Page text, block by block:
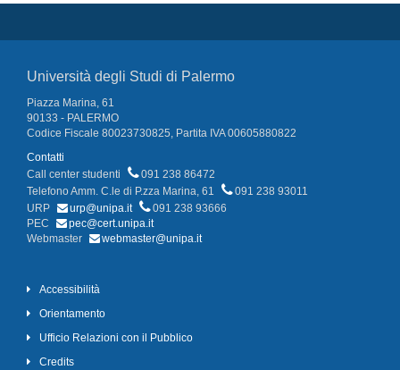
Università degli Studi di Palermo
Piazza Marina, 61
90133 - PALERMO
Codice Fiscale 80023730825, Partita IVA 00605880822
Contatti
Call center studenti
091 238 86472
Telefono Amm. C.le di P.zza Marina, 61
091 238 93011
URP
urp@unipa.it
091 238 93666
PEC
pec@cert.unipa.it
Webmaster
webmaster@unipa.it
Accessibilità
Orientamento
Ufficio Relazioni con il Pubblico
Credits